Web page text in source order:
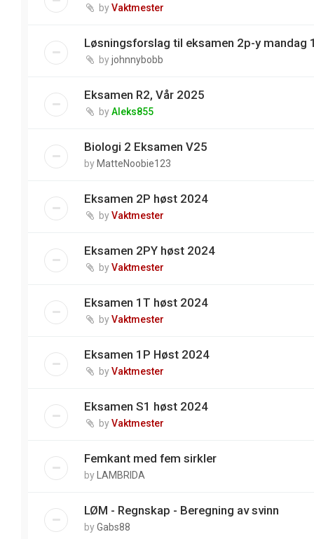
byVaktmester
Løsningsforslag til eksamen 2p-y mandag
byjohnnybobb
Eksamen R2, Vår 2025
byAleks855
Biologi 2 Eksamen V25
by MatteNoobie123
Eksamen 2P høst 2024
byVaktmester
Eksamen 2PY høst 2024
byVaktmester
Eksamen 1T høst 2024
byVaktmester
Eksamen 1P Høst 2024
byVaktmester
Eksamen S1 høst 2024
byVaktmester
Femkant med fem sirkler
by LAMBRIDA
LØM - Regnskap - Beregning av svinn
byGabs88